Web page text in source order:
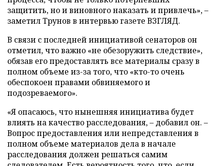
защитить, но и виновного наказать и привлечь», –
заметил Трунов в интервью газете ВЗГЛЯД.
В связи с последней инициативой сенаторов он
отметил, что важно «не обезоружить следствие»,
обязав его предоставлять все материалы сразу в
полном объеме из-за того, что «кто-то очень
обеспокоен правами обвиняемого и
подозреваемого».
«Я опасаюсь, что нынешняя инициатива будет
влиять на качество расследования, – добавил он. –
Вопрос предоставления или непредставления в
полном объеме материалов дела в начале
расследования должен решаться самим